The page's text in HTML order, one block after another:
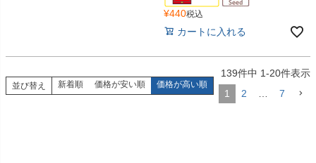
¥440税込
カートに入れる
並び替え 新着順 価格が安い順 価格が高い順
139件中 1-20件表示
1
2 7